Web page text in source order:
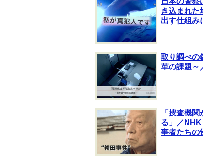
き込まれた
出す仕組み
取り調べの
革の課題～
「捜査機
る」／NHK
事者たちの